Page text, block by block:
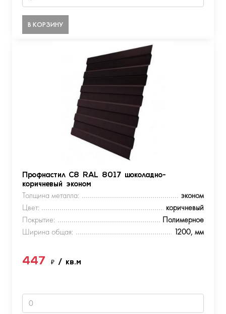
В КОРЗИНУ
Профнастил С8 RAL 8017 шоколадно-
коричневый эконом
Толщина металла:
эконом
Цвет:
коричневый
Покрытие:
Полимерное
Ширина общая:
1200, мм
447 ₽ / кв.м